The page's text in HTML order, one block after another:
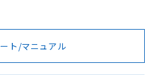
いただく前に、以下を必ずお読
ト/マニュアル